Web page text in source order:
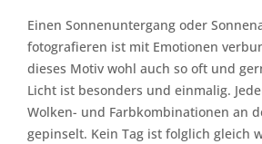
Einen Sonnenuntergang oder
fotografieren ist mit Emotionen
dieses Motiv wohl auch so oft und
Licht ist besonders und einmalig.
Wolken- und Farbkombinationen an
gepinselt. Kein Tag ist folglich gleich